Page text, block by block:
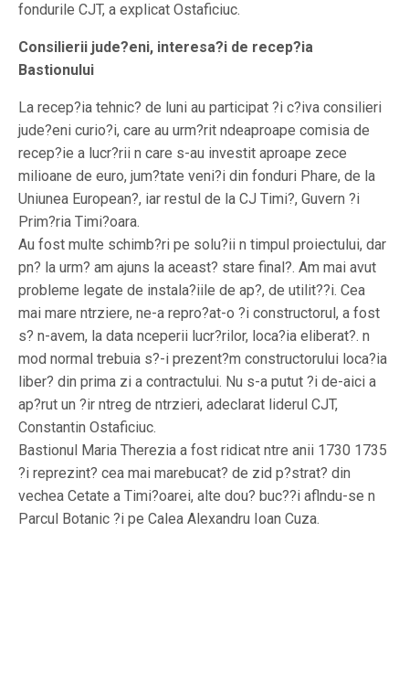
fondurile CJT, a explicat Ostaficiuc.
Consilierii jude?eni, interesa?i de recep?ia
Bastionului
La recep?ia tehnic? de luni au participat ?i c?iva consilieri
jude?eni curio?i, care au urm?rit ndeaproape comisia de
recep?ie a lucr?rii n care s-au investit aproape zece
milioane de euro, jum?tate veni?i din fonduri Phare, de la
Uniunea European?, iar restul de la CJ Timi?, Guvern ?i
Prim?ria Timi?oara.
Au fost multe schimb?ri pe solu?ii n timpul proiectului, dar
pn? la urm? am ajuns la aceast? stare final?. Am mai avut
probleme legate de instala?iile de ap?, de utilit??i. Cea
mai mare ntrziere, ne-a repro?at-o ?i constructorul, a fost
s? n-avem, la data nceperii lucr?rilor, loca?ia eliberat?. n
mod normal trebuia s?-i prezent?m constructorului loca?ia
liber? din prima zi a contractului. Nu s-a putut ?i de-aici a
ap?rut un ?ir ntreg de ntrzieri, adeclarat liderul CJT,
Constantin Ostaficiuc.
Bastionul Maria Therezia a fost ridicat ntre anii 1730 1735
?i reprezint? cea mai marebucat? de zid p?strat? din
vechea Cetate a Timi?oarei, alte dou? buc??i aflndu-se n
Parcul Botanic ?i pe Calea Alexandru Ioan Cuza.